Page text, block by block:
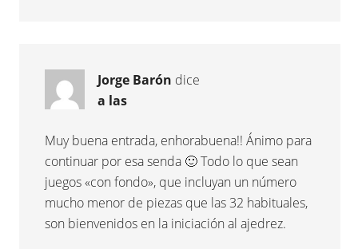
Jorge Barón dice
a las
Muy buena entrada, enhorabuena!! Ánimo para
continuar por esa senda 🙂 Todo lo que sean
juegos «con fondo», que incluyan un número
mucho menor de piezas que las 32 habituales,
son bienvenidos en la iniciación al ajedrez.